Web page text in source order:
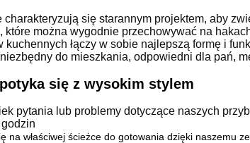
charakteryzują się starannym projektem, aby
które można wygodnie przechowywać na
kuchennych łączy w sobie najlepszą formę i
do mieszkania, odpowiedni dla pań,
się z wysokim stylem
pytania lub problemy dotyczące naszych
na właściwej ścieżce do gotowania dzięki naszemu